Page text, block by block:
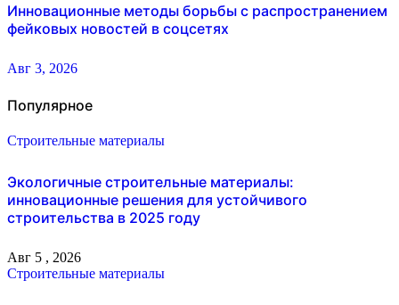
Инновационные методы борьбы с распространением
фейковых новостей в соцсетях
Авг 3, 2026
Популярное
Строительные материалы
Экологичные строительные материалы:
инновационные решения для устойчивого
строительства в 2025 году
Авг 5 , 2026
Строительные материалы